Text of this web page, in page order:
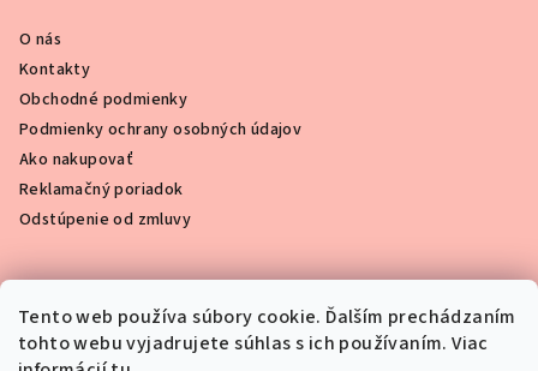
Tento web používa súbory cookie. Ďalším prechádzaním
tohto webu vyjadrujete súhlas s ich používaním. Viac
O nás
Kontakty
Obchodné podmienky
Podmienky ochrany osobných údajov
Ako nakupovať
Reklamačný poriadok
Odstúpenie od zmluvy
Prijímame online platby